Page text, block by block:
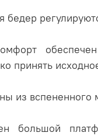
принять
из вспененного
большой